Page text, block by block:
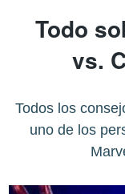
Todo
vs.
Todos los
uno de los